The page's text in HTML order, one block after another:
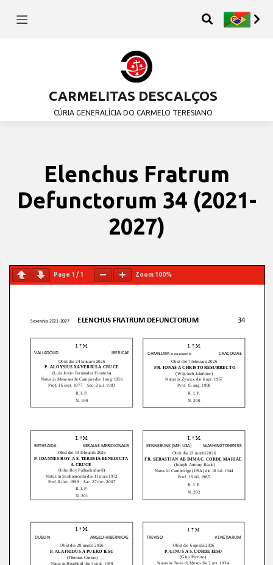
CARMELITAS DESCALÇOS
CÚRIA GENERALÍCIA DO CARMELO TERESIANO
Elenchus Fratrum
Defunctorum 34 (2021-
2027)
Page 1 /1 Zoom 100%